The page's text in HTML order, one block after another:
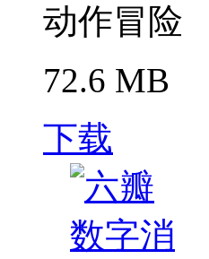
动作冒险
72.6 MB
下载